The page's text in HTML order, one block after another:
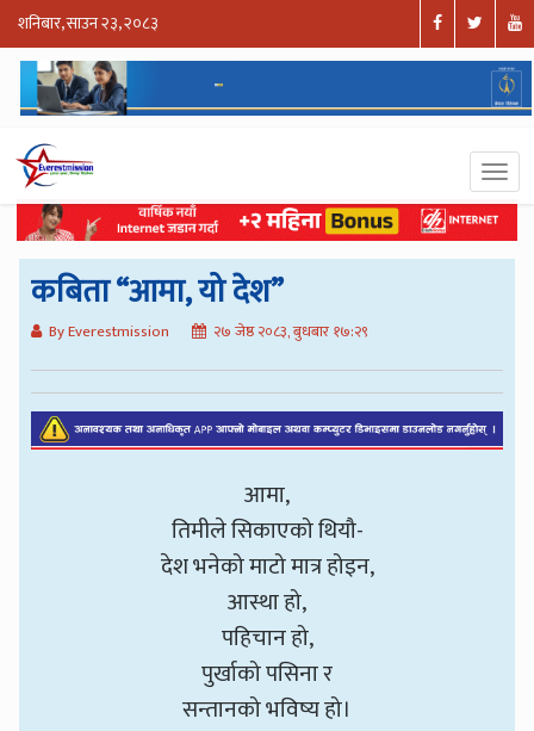
शनिबार, साउन २३, २०८३
कबिता “आमा, यो देश”
By Everestmission २७ जेष्ठ २०८३, बुधबार १७:२९
आमा,
तिमीले सिकाएको थियौ-
देश भनेको माटो मात्र होइन,
आस्था हो,
पहिचान हो,
पुर्खाको पसिना र
सन्तानको भविष्य हो।